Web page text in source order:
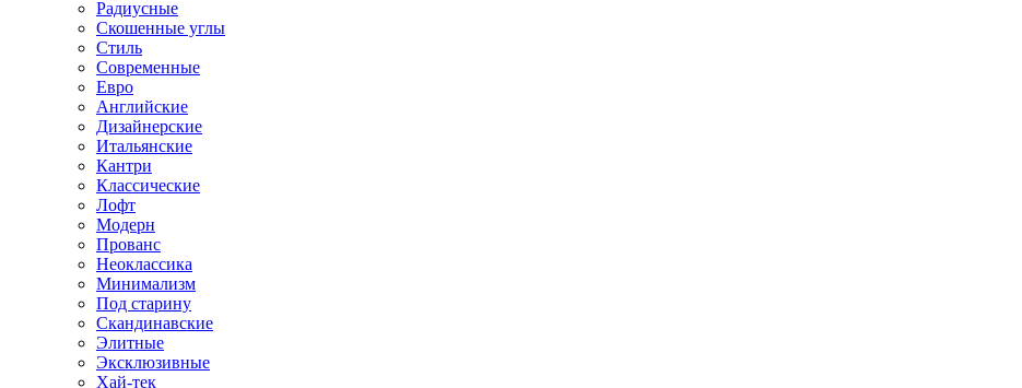
Радиусные
Скошенные углы
Стиль
Современные
Евро
Английские
Дизайнерские
Итальянские
Кантри
Классические
Лофт
Модерн
Прованс
Неоклассика
Минимализм
Под старину
Скандинавские
Элитные
Эксклюзивные
Хай-тек